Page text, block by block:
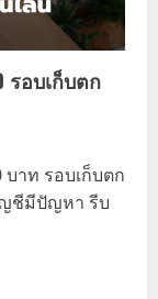
รอบเก็บตก
บาท รอบเก็บตก
ญชีมีปัญหา รีบ